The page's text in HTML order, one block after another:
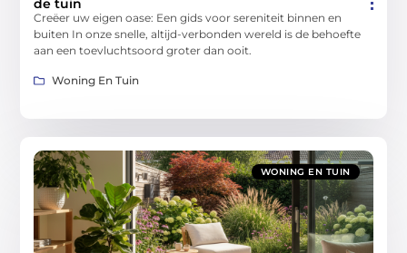
de tuin
Creëer uw eigen oase: Een gids voor sereniteit binnen en
buiten In onze snelle, altijd-verbonden wereld is de behoefte
aan een toevluchtsoord groter dan ooit.
Woning En Tuin
WONING EN TUIN